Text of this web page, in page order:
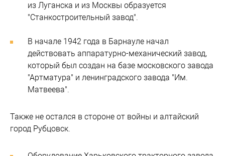
из Луганска и из Москвы образуется
"Станкостроительный завод".
В начале 1942 года в Барнауле начал
действовать аппаратурно-механический завод,
который был создан на базе московского завода
"Артматура" и ленинградского завода "Им.
Матвеева".
Также не остался в стороне от войны и алтайский
город Рубцовск.